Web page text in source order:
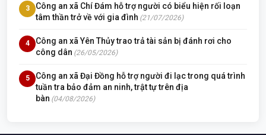
3
Công an xã Chí Đám hỗ trợ người có biểu hiện rối loạn
tâm thần trở về với gia đình (21/07/2026)
4
Công an xã Yên Thủy trao trả tài sản bị đánh rơi cho
công dân (26/05/2026)
5
Công an xã Đại Đồng hỗ trợ người đi lạc trong quá trình
tuần tra bảo đảm an ninh, trật tự trên địa
bàn (04/08/2026)